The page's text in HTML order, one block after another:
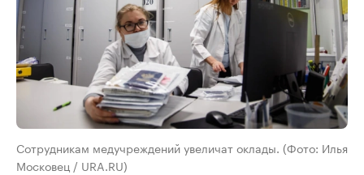
Сотрудникам медучреждений увеличат оклады. (Фото: Илья
Московец / URA.RU)